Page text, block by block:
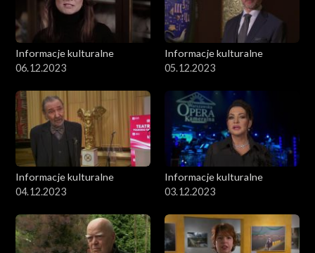
Informacje kulturalne
06.12.2023
Informacje kulturalne
05.12.2023
Informacje kulturalne
04.12.2023
Informacje kulturalne
03.12.2023